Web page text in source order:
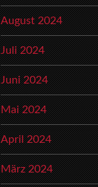
August 2024
Juli 2024
Juni 2024
Mai 2024
April 2024
März 2024